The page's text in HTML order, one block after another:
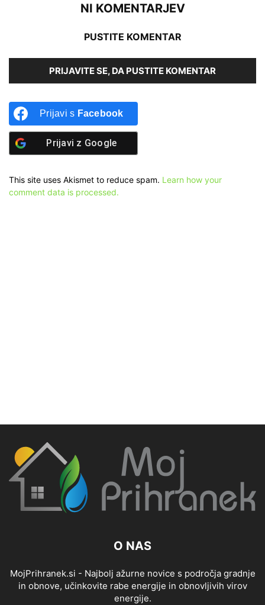
NI KOMENTARJEV
PUSTITE KOMENTAR
PRIJAVITE SE, DA PUSTITE KOMENTAR
Prijavi s Facebook
Prijavi z Google
This site uses Akismet to reduce spam. Learn how your
comment data is processed.
O NAS
MojPrihranek.si - Najbolj ažurne novice s področja gradnje
in obnove, učinkovite rabe energije in obnovljivih virov
energije.